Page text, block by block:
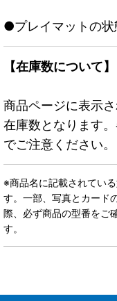
●プレイマットの状
【在庫数について】
商品ページに表示
在庫数となります
でご注意ください。
※商品名に記載されてい
す。一部、写真とカード
際、必ず商品の型番をご
す。